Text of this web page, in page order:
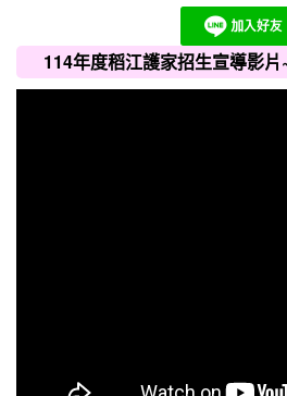
114年度稻江護家招生宣導影